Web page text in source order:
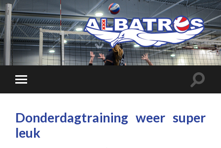
Donderdagtraining weer super
leuk